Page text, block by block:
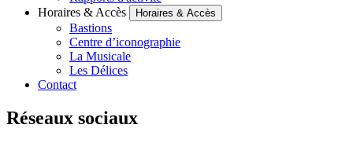
Horaires & Accès
Horaires & Accès
Bastions
Centre d’iconographie
La Musicale
Les Délices
Contact
Réseaux sociaux